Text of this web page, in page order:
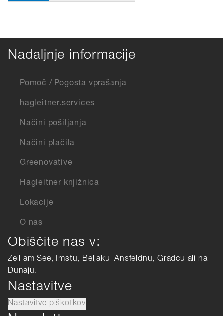
Nadaljnje informacije
Pomoč / Pogosta vprašanja
hagleitner.services
Načini pošiljanja
Načini plačila
Greenovative
Hagleitner knjižnica
Lokacije
O nas
Obiščite nas v:
Zell am See, Imstu, Beljaku, Ansfeldnu, Gradcu ali na
Dunaju.
Nastavitve
Nastavitve piškotkov